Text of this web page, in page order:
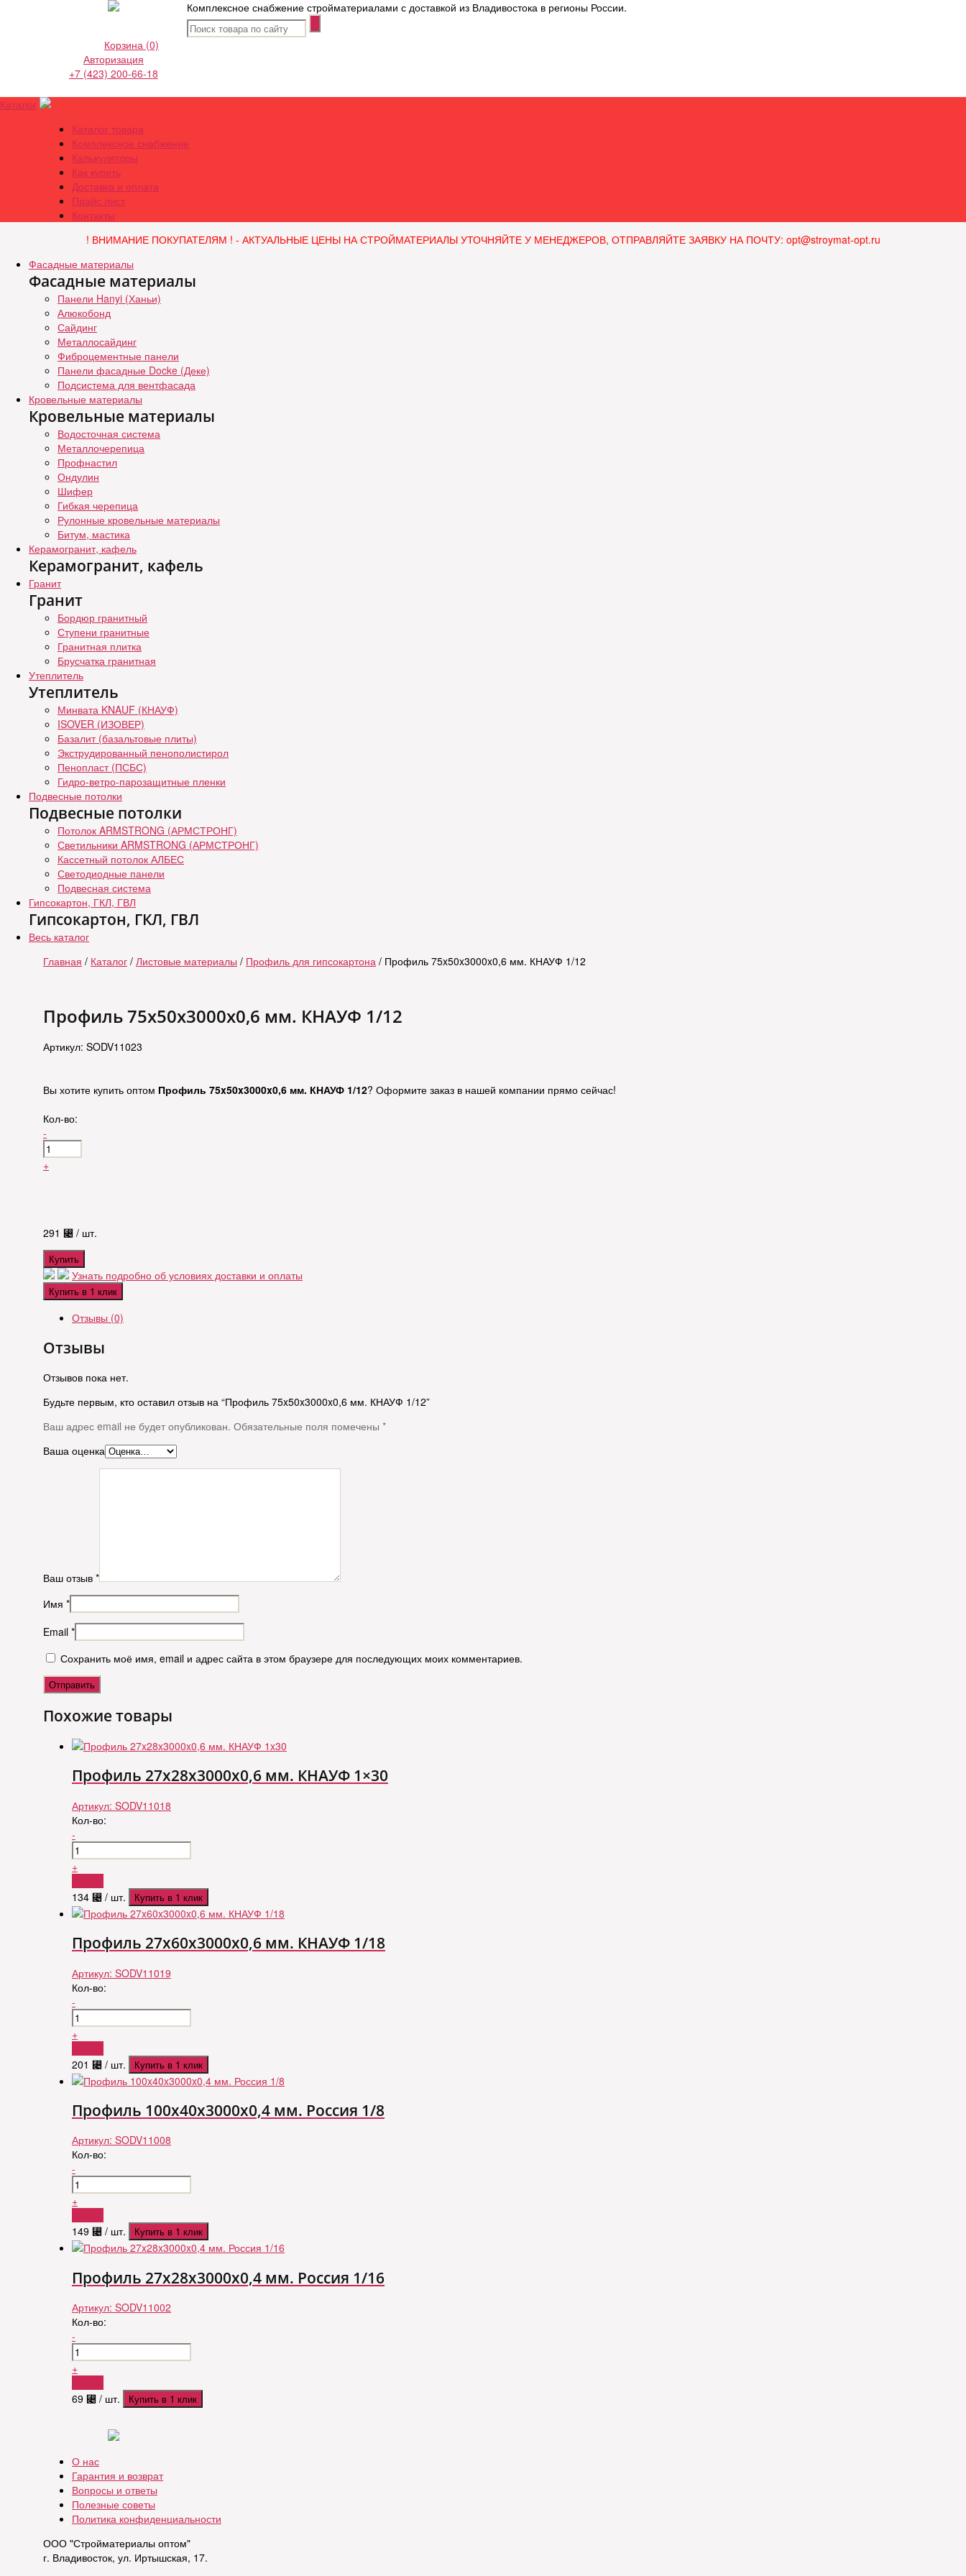
Комплексное снабжение стройматериалами с доставкой из Владивостока в регионы России.
Корзина (0)
Авторизация
+7 (423) 200-66-18
Каталог
Каталог товара
Комплексное снабжение
Калькуляторы
Как купить
Доставка и оплата
Прайс лист
Контакты
! ВНИМАНИЕ ПОКУПАТЕЛЯМ ! - АКТУАЛЬНЫЕ ЦЕНЫ НА СТРОЙМАТЕРИАЛЫ УТОЧНЯЙТЕ У МЕНЕДЖЕРОВ, ОТПРАВЛЯЙТЕ ЗАЯВКУ НА ПОЧТУ: opt@stroymat-opt.ru
Фасадные материалы
Фасадные материалы
Панели Hanyi (Ханьи)
Алюкобонд
Сайдинг
Металлосайдинг
Фиброцементные панели
Панели фасадные Docke (Деке)
Подсистема для вентфасада
Кровельные материалы
Кровельные материалы
Водосточная система
Металлочерепица
Профнастил
Ондулин
Шифер
Гибкая черепица
Рулонные кровельные материалы
Битум, мастика
Керамогранит, кафель
Керамогранит, кафель
Гранит
Гранит
Бордюр гранитный
Ступени гранитные
Гранитная плитка
Брусчатка гранитная
Утеплитель
Утеплитель
Минвата KNAUF (КНАУФ)
ISOVER (ИЗОВЕР)
Базалит (базальтовые плиты)
Экструдированный пенополистирол
Пенопласт (ПСБС)
Гидро-ветро-парозащитные пленки
Подвесные потолки
Подвесные потолки
Потолок ARMSTRONG (АРМСТРОНГ)
Светильники ARMSTRONG (АРМСТРОНГ)
Кассетный потолок АЛБЕС
Светодиодные панели
Подвесная система
Гипсокартон, ГКЛ, ГВЛ
Гипсокартон, ГКЛ, ГВЛ
Весь каталог
Главная / Каталог / Листовые материалы / Профиль для гипсокартона / Профиль 75x50x3000x0,6 мм. КНАУФ 1/12
Профиль 75x50x3000x0,6 мм. КНАУФ 1/12
Артикул: SODV11023
Вы хотите купить оптом Профиль 75x50x3000x0,6 мм. КНАУФ 1/12? Оформите заказ в нашей компании прямо сейчас!
Кол-во:
-
+
291 ⃄ / шт.
Купить
Узнать подробно об условиях доставки и оплаты
Купить в 1 клик
Отзывы (0)
Отзывы
Отзывов пока нет.
Будьте первым, кто оставил отзыв на “Профиль 75x50x3000x0,6 мм. КНАУФ 1/12”
Ваш адрес email не будет опубликован. Обязательные поля помечены *
Ваша оценка
Ваш отзыв *
Имя *
Email *
Сохранить моё имя, email и адрес сайта в этом браузере для последующих моих комментариев.
Похожие товары
Профиль 27x28x3000x0,6 мм. КНАУФ 1×30
Артикул: SODV11018
Кол-во:
-
+
134 ⃄ / шт. Купить в 1 клик
Профиль 27x60x3000x0,6 мм. КНАУФ 1/18
Артикул: SODV11019
Кол-во:
-
+
201 ⃄ / шт. Купить в 1 клик
Профиль 100x40x3000x0,4 мм. Россия 1/8
Артикул: SODV11008
Кол-во:
-
+
149 ⃄ / шт. Купить в 1 клик
Профиль 27x28x3000x0,4 мм. Россия 1/16
Артикул: SODV11002
Кол-во:
-
+
69 ⃄ / шт. Купить в 1 клик
О нас
Гарантия и возврат
Вопросы и ответы
Полезные советы
Политика конфиденциальности
ООО "Стройматериалы оптом"
г. Владивосток, ул. Иртышская, 17.